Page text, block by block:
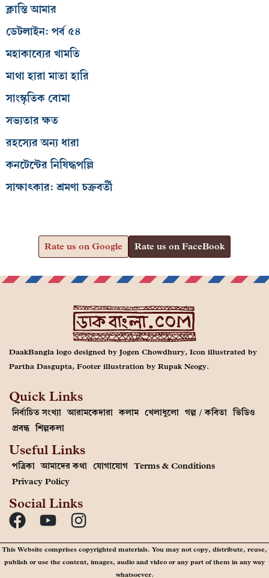
ক্লান্তি আমার
ডেটলাইন: পর্ব ৫৪
মহাকাব্যের খামতি
মাথা হারা মাতা হারি
সাংস্কৃতিক বোমা
সভ্যতার ক্ষত
রহস্যের অন্য ধারা
কনটেন্টের নিষিদ্ধপল্লি
সাক্ষাৎকার: শ্রমণা চক্রবর্তী
Rate us on Google Rate us on FaceBook
DaakBangla logo designed by Jogen Chowdhury, Icon illustrated by
Partha Dasgupta, Footer illustration by Rupak Neogy.
Quick Links
নির্বাচিত সংখ্যা আরামকেদারা কলাম খেলাধুলো গল্প / কবিতা ভিডিও
প্রবন্ধ শিল্পকলা
Useful Links
পত্রিকা আমাদের কথা যোগাযোগ Terms & Conditions
Privacy Policy
Social Links
This Website comprises copyrighted materials. You may not copy, distribute, reuse,
publish or use the content, images, audio and video or any part of them in any way
whatsoever.